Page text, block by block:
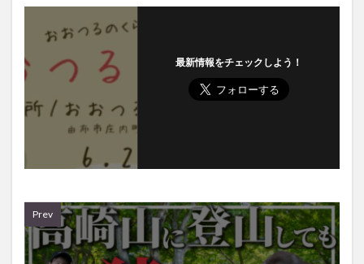
最新情報をチェックしよう！
Prev